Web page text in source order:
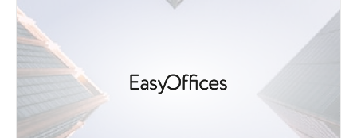
een selectie verfijnde coworkingplekken en flexibele
Spaces Oudergem ligt in een premium gebouw. Je vindt
er drie verdiepingen met coworkingplekken en flexibele
kantoorruimte die baden in het licht en aan al je zakelijke
behoeften voldoen. In deze rustige werkplek zijn
technologie en ecologie troef: er zijn zonnepanelen, een
regenwatersysteem en luxueuze groene binnentuinen.
Inspiratie verzekerd. Bouw relaties op met gelijkgestemde
professionals, geniet van heerlijke verse koffie of zoek een